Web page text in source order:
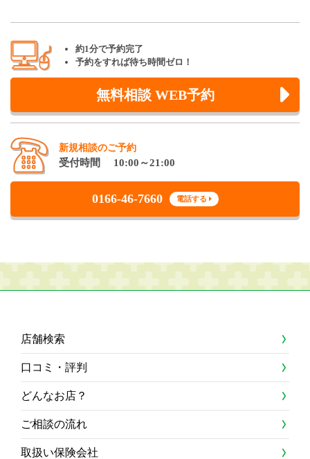
約1分で予約完了
予約をすれば待ち時間ゼロ！
無料相談 WEB予約
新規相談のご予約
受付時間 10:00～21:00
0166-46-7660 電話する
店舗検索
口コミ・評判
どんなお店？
ご相談の流れ
取扱い保険会社